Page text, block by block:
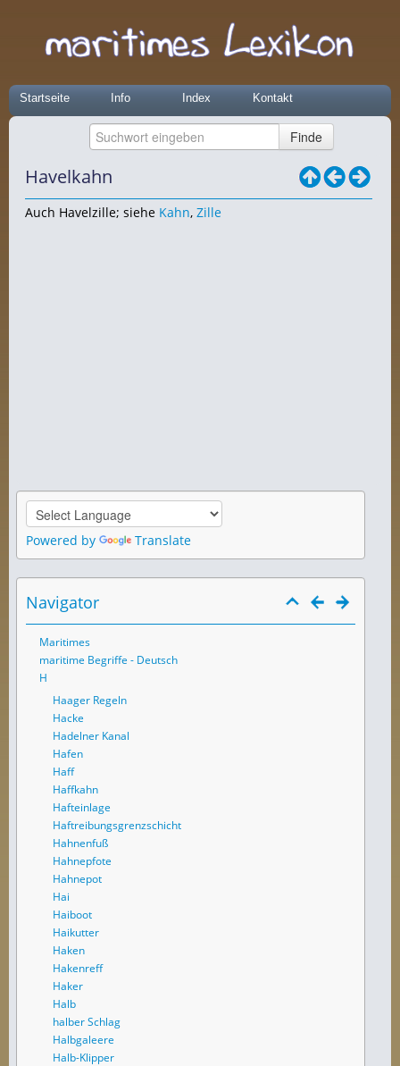
Startseite Info Index Kontakt
Havelkahn
Auch Havelzille; siehe Kahn, Zille
Powered by Translate
Navigator
Maritimes
maritime Begriffe - Deutsch
H
Haager Regeln
Hacke
Hadelner Kanal
Hafen
Haff
Haffkahn
Hafteinlage
Haftreibungsgrenzschicht
Hahnenfuß
Hahnepfote
Hahnepot
Hai
Haiboot
Haikutter
Haken
Hakenreff
Haker
Halb
halber Schlag
Halbgaleere
Halb-Klipper